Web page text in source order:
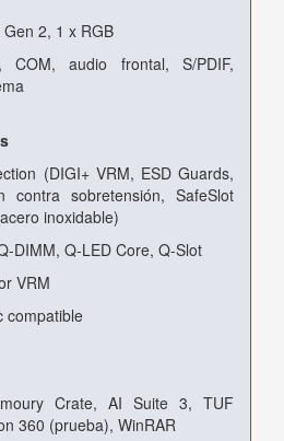
2, 1 x RGB
COM, audio frontal, S/PDIF,
(DIGI+ VRM, ESD Guards,
contra sobretensión, SafeSlot
inoxidable)
DIMM, Q-LED Core, Q-Slot
VRM
compatible
Crate, AI Suite 3, TUF
360 (prueba), WinRAR